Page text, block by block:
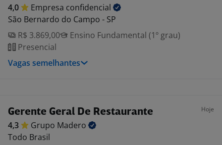
4,0 Empresa confidencial
São Bernardo do Campo - SP
R$ 3.869,00
Ensino Fundamental (1º grau)
Presencial
Vagas semelhantes
Gerente Geral De Restaurante Hoje
4,3 Grupo Madero
Todo Brasil